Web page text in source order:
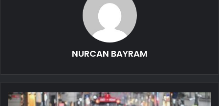
NURCAN BAYRAM